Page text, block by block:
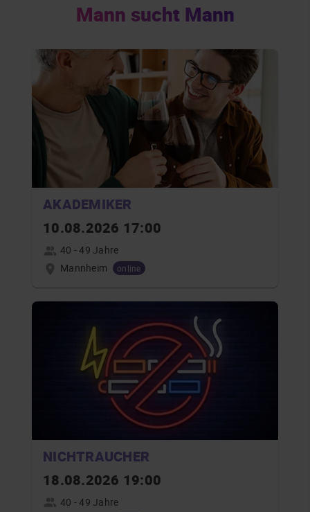
Mann sucht Mann
AKADEMIKER
10.08.2026 17:00
40 - 49 Jahre
Mannheim
online
NICHTRAUCHER
18.08.2026 19:00
40 - 49 Jahre